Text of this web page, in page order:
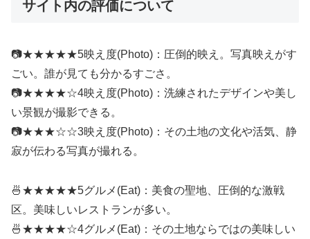
サイト内の評価について
📷★★★★★5映え度(Photo)：圧倒的映え。写真映えがす
ごい。誰が見ても分かるすごさ。
📷★★★★☆4映え度(Photo)：洗練されたデザインや美し
い景観が撮影できる。
📷★★★☆☆3映え度(Photo)：その土地の文化や活気、静
寂が伝わる写真が撮れる。
🍜★★★★★5グルメ(Eat)：美食の聖地、圧倒的な激戦
区。美味しいレストランが多い。
🍜★★★★☆4グルメ(Eat)：その土地ならではの美味しい